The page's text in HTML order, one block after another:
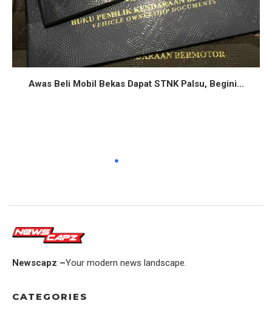
Awas Beli Mobil Bekas Dapat STNK Palsu, Begini...
Newscapz –Your modern news landscape.
CATEGORIES